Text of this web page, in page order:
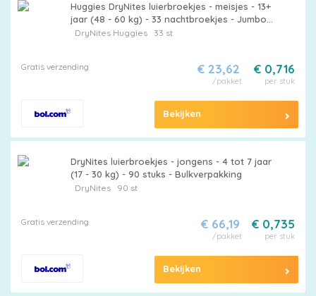
Huggies DryNites luierbroekjes - meisjes - 13+
jaar (48 - 60 kg) - 33 nachtbroekjes - Jumbo
pack
DryNites Huggies33 st
Gratis verzending € 0,716
per stuk
€ 23,62
/pakket
Bekijken
DryNites luierbroekjes - jongens - 4 tot 7 jaar
(17 - 30 kg) - 90 stuks - Bulkverpakking
DryNites90 st
Gratis verzending € 0,735
per stuk
€ 66,19
/pakket
Bekijken